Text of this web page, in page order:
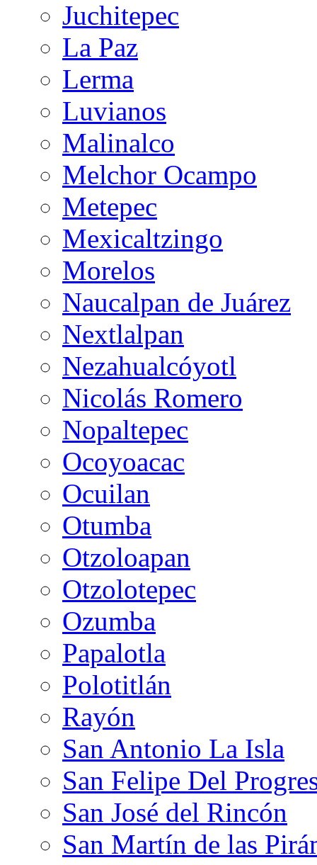
Juchitepec
La Paz
Lerma
Luvianos
Malinalco
Melchor Ocampo
Metepec
Mexicaltzingo
Morelos
Naucalpan de Juárez
Nextlalpan
Nezahualcóyotl
Nicolás Romero
Nopaltepec
Ocoyoacac
Ocuilan
Otumba
Otzoloapan
Otzolotepec
Ozumba
Papalotla
Polotitlán
Rayón
San Antonio La Isla
San Felipe Del
San José del Rincón
San Martín de las